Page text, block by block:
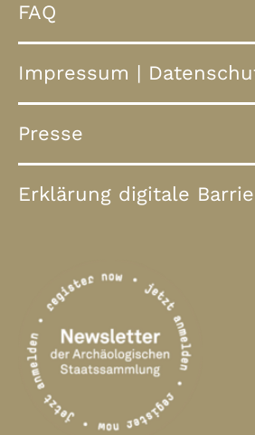
FAQ
Impressum
Presse
Erklärung digitale